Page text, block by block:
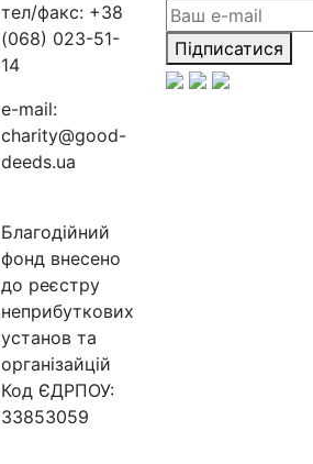
тел/факс: +38
(068) 023-51-
14
e-mail:
charity@good-
deeds.ua
Благодійний
фонд внесено
до реєстру
неприбуткових
установ та
організайцій
Код ЄДРПОУ:
33853059
Підписатися